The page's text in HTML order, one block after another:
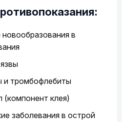
в
и тромбофлебиты
(компонент клея)
заболевания в острой